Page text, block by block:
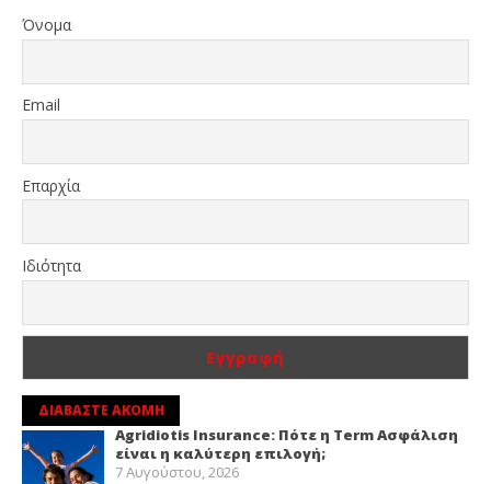
Όνομα
Email
Επαρχία
Ιδιότητα
ΔΙΑΒΑΣΤΕ ΑΚΟΜΗ
Agridiotis Insurance: Πότε η Term Ασφάλιση
είναι η καλύτερη επιλογή;
7 Αυγούστου, 2026